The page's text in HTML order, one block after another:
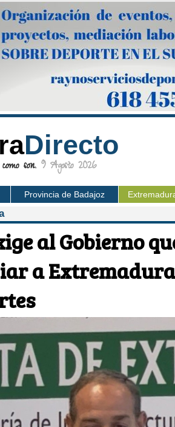
Directo
son. 9 Agosto 2026
Provincia de Badajoz
al Gobierno
a